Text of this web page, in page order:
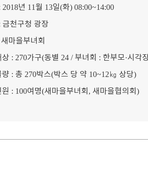
2018년 11월 13일(화) 08:00~14:00
금천구청 광장
새마을부녀회
: 270가구(동별 24 /부녀회 : 한부모·시각
: 총 270박스(박스 당 약 10~12㎏ 상당)
: 100여명(새마을부녀회, 새마을협의회)